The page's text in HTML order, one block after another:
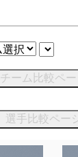
チーム比較ペ
選手比較ペー